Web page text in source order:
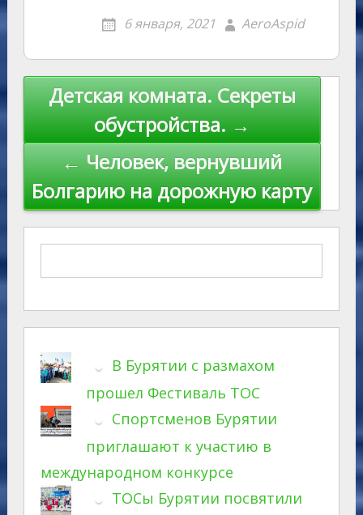
6 января, 2021 AeroAspid
Навигация
записям
Детская комната. Секреты
обустройства. →
← Человек, вернувший
Болгарию на дорожную карту
В Бурятии с размахом
прошел Фестиваль ТОС
Спортсменов Бурятии
приглашают к участию в
международном конкурсе
ТОСы Бурятии посвятили